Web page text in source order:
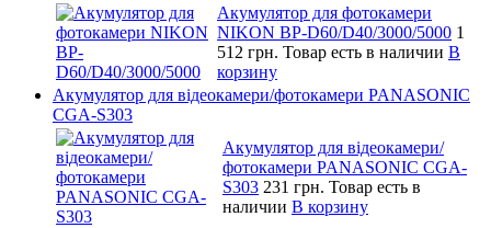
Акумулятор для фотокамери
NIKON BP-D60/D40/3000/5000 1
512 грн. Товар есть в наличии В
корзину
Акумулятор для відеокамери/фотокамери PANASONIC
CGA-S303
Акумулятор для відеокамери/
фотокамери PANASONIC CGA-
S303 231 грн. Товар есть в
наличии В корзину